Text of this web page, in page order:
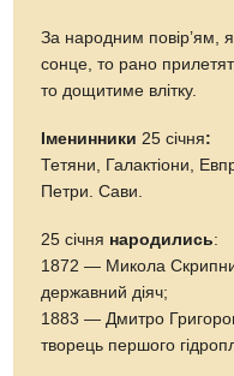
За народним повір’ям,
сонце, то рано
то дощитиме влітку.
Іменинники 25 січня:
Тетяни, Галактіони,
Петри. Сави.
25 січня народились:
1872 — Микола
державний діяч;
1883 — Дмитро
творець першого